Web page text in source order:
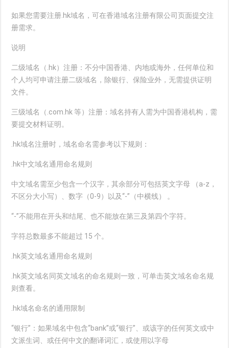
如果您需要注册.hk域名，可在香港域名注册有限公司页面提交注
册需求。
说明
二级域名（.hk）注册：不分中国香港、内地或海外，任何单位和
个人均可申请注册二级域名，除银行、保险业外，无需提供证明
文件。
三级域名（.com.hk 等）注册：域名持有人需为中国香港机构，需
要提交材料证明。
.hk域名注册时，域名命名需参考以下规则：
.hk中文域名通用命名规则
中文域名需至少包含一个汉字，其余部分可包括英文字母 （a-z，
不区分大小写）、数字（0-9）以及“-”（中横线） 。
“-”不能用在开头和结尾、也不能放在第三及第四个字符。
字符总数最多不能超过 15 个。
.hk英文域名通用命名规则
.hk英文域名同英文域名的命名规则一致，可单击英文域名命名规
则查看。
.hk域名命名的通用限制
“银行”：如果域名中包含“bank”或“银行”、或该字的任何英文或中
文派生词、或任何中文的翻译词汇，或使用以字母